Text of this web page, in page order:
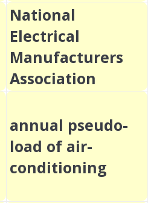
National
Electrical
Manufacturers
Association
annual pseudo-
load of air-
conditioning